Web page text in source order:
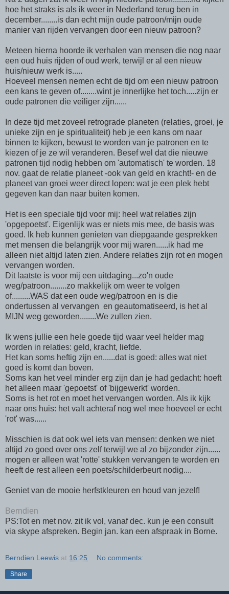
hoe het straks is als ik weer in Nederland terug ben in
december........is dan echt mijn oude patroon/mijn oude
manier van rijden vervangen door een nieuw patroon?
Meteen hierna hoorde ik verhalen van mensen die nog naar
een oud huis rijden of oud werk, terwijl er al een nieuw
huis/nieuw werk is.....
Hoeveel mensen nemen echt de tijd om een nieuw patroon
een kans te geven of........wint je innerlijke het toch.....zijn er
oude patronen die veiliger zijn......
In deze tijd met zoveel retrograde planeten (relaties, groei, je
unieke zijn en je spiritualiteit) heb je een kans om naar
binnen te kijken, bewust te worden van je patronen en te
kiezen of je ze wil veranderen. Besef wel dat die nieuwe
patronen tijd nodig hebben om 'automatisch' te worden. 18
nov. gaat de relatie planeet -ook van geld en kracht!- en de
planeet van groei weer direct lopen: wat je een plek hebt
gegeven kan dan naar buiten komen.
Het is een speciale tijd voor mij: heel wat relaties zijn
'opgepoetst'. Eigenlijk was er niets mis mee, de basis was
goed. Ik heb kunnen genieten van diepgaande gesprekken
met mensen die belangrijk voor mij waren......ik had me
alleen niet altijd laten zien. Andere relaties zijn rot en mogen
vervangen worden.
Dit laatste is voor mij een uitdaging...zo'n oude
weg/patroon........zo makkelijk om weer te volgen
of.........WAS dat een oude weg/patroon en is die
ondertussen al vervangen en geautomatiseerd, is het al
MIJN weg geworden........We zullen zien.
Ik wens jullie een hele goede tijd waar veel helder mag
worden in relaties: geld, kracht, liefde.
Het kan soms heftig zijn en......dat is goed: alles wat niet
goed is komt dan boven.
Soms kan het veel minder erg zijn dan je had gedacht: hoeft
het alleen maar 'gepoetst' of 'bijgewerkt' worden.
Soms is het rot en moet het vervangen worden. Als ik kijk
naar ons huis: het valt achteraf nog wel mee hoeveel er echt
'rot' was......
Misschien is dat ook wel iets van mensen: denken we niet
altijd zo goed over ons zelf terwijl we al zo bijzonder zijn......
mogen er alleen wat 'rotte' stukken vervangen te worden en
heeft de rest alleen een poets/schilderbeurt nodig....
Geniet van de mooie herfstkleuren en houd van jezelf!
Berndien
PS:Tot en met nov. zit ik vol, vanaf dec. kun je een consult
via skype afspreken. Begin jan. kan een afspraak in Borne.
Berndien Leewis at 16:25 No comments:
Share